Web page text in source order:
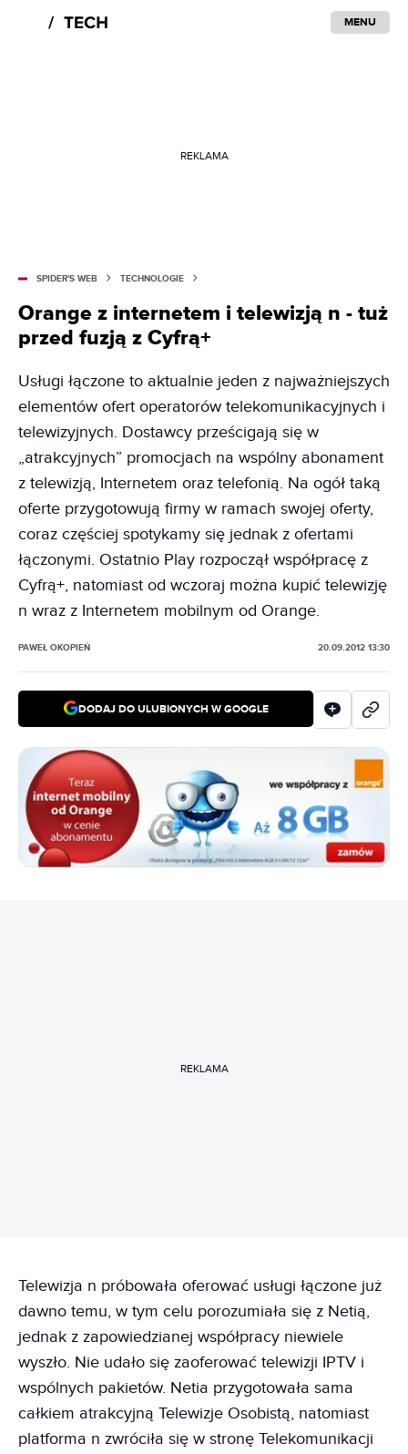
MENU
REKLAMA
SPIDER'S WEB TECHNOLOGIE
Orange z internetem i telewizją n - tuż
przed fuzją z Cyfrą+
Usługi łączone to aktualnie jeden z najważniejszych
elementów ofert operatorów telekomunikacyjnych i
telewizyjnych. Dostawcy prześcigają się w
„atrakcyjnych” promocjach na wspólny abonament
z telewizją, Internetem oraz telefonią. Na ogół taką
oferte przygotowują firmy w ramach swojej oferty,
coraz częściej spotykamy się jednak z ofertami
łączonymi. Ostatnio Play rozpoczął współpracę z
Cyfrą+, natomiast od wczoraj można kupić telewizję
n wraz z Internetem mobilnym od Orange.
PAWEŁ OKOPIEŃ 20.09.2012 13:30
DODAJ DO ULUBIONYCH W GOOGLE
REKLAMA
Telewizja n próbowała oferować usługi łączone już
dawno temu, w tym celu porozumiała się z Netią,
jednak z zapowiedzianej współpracy niewiele
wyszło. Nie udało się zaoferować telewizji IPTV i
wspólnych pakietów. Netia przygotowała sama
całkiem atrakcyjną Telewizje Osobistą, natomiast
platforma n zwróciła się w stronę Telekomunikacji